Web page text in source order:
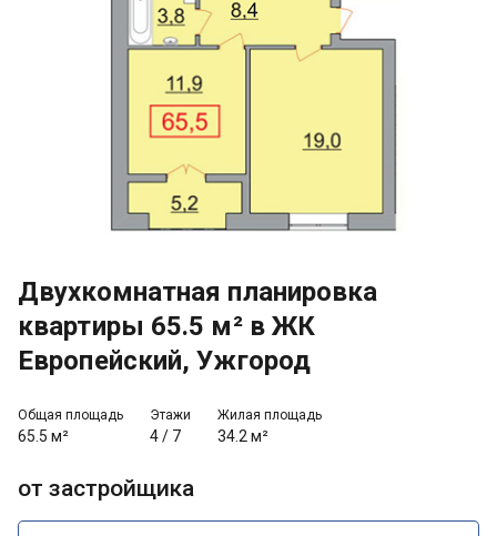
Двухкомнатная планировка
квартиры 65.5 м² в ЖК
Европейский, Ужгород
Общая площадь
65.5 м²
Этажи
4/ 7
Жилая площадь
34.2 м²
от застройщика